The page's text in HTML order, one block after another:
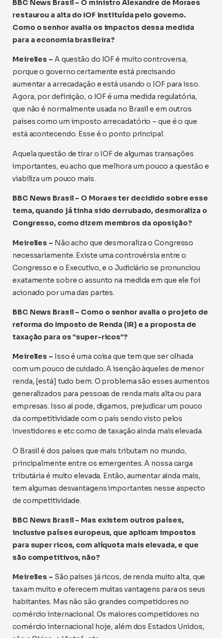
BBC News Brasil – O ministro Alexandre de Moraes
restaurou a alta do IOF instituída pelo governo.
Como o senhor avalia os impactos dessa medida
para a economia brasileira?
Meirelles – A questão do IOF é muito controversa,
porque o governo certamente está precisando
aumentar a arrecadação e está usando o IOF para isso.
Agora, por definição, o IOF é uma medida regulatória,
que não é normalmente usada no Brasil e em outros
países como um imposto arrecadatório – que é o que
está acontecendo. Esse é o ponto principal.
Aquela questão de tirar o IOF de algumas transações
importantes, eu acho que melhora um pouco a questão e
viabiliza um pouco mais.
BBC News Brasil – O Moraes ter decidido sobre esse
tema, quando já tinha sido derrubado, desmoraliza o
Congresso, como dizem membros da oposição?
Meirelles – Não acho que desmoraliza o Congresso
necessariamente. Existe uma controvérsia entre o
Congresso e o Executivo, e o Judiciário se pronunciou
exatamente sobre o assunto na medida em que ele foi
acionado por uma das partes.
BBC News Brasil – Como o senhor avalia o projeto de
reforma do Imposto de Renda (IR) e a proposta de
taxação para os “super-ricos”?
Meirelles – Isso é uma coisa que tem que ser olhada
com um pouco de cuidado. A isenção àqueles de menor
renda, [está] tudo bem. O problema são esses aumentos
generalizados para pessoas de renda mais alta ou para
empresas. Isso aí pode, digamos, prejudicar um pouco
da competitividade com o país sendo visto pelos
investidores e etc como de taxação ainda mais elevada.
O Brasil é dos países que mais tributam no mundo,
principalmente entre os emergentes. A nossa carga
tributária é muito elevada. Então, aumentar ainda mais,
tem algumas desvantagens importantes nesse aspecto
de competitividade.
BBC News Brasil – Mas existem outros países,
inclusive países europeus, que aplicam impostos
para super ricos, com alíquota mais elevada, e que
são competitivos, não?
Meirelles – São países já ricos, de renda muito alta, que
taxam muito e oferecem muitas vantagens para os seus
habitantes. Mas não são grandes competidores no
comércio internacional. Os maiores competidores no
comércio internacional hoje, além dos Estados Unidos,